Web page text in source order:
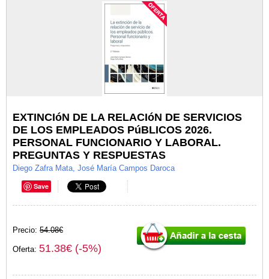
EXTINCIóN DE LA RELACIóN DE SERVICIOS
DE LOS EMPLEADOS PúBLICOS 2026.
PERSONAL FUNCIONARIO Y LABORAL.
PREGUNTAS Y RESPUESTAS
Diego Zafra Mata, José María Campos Daroca
Save
Precio: 54.08€
Oferta: 51.38€ (-5%)